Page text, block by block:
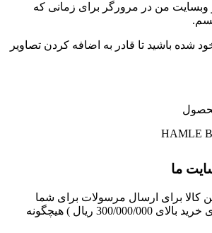
وبسایت من در مرورگر برای زمانی که
شده باشید تا قادر به اضافه کردن تصاویر
ما
کالا برای ارسال مرسولات برای شما
عزیزان در تهران ( برای خرید بالای 300/000/000 ریال ) هیچگونه